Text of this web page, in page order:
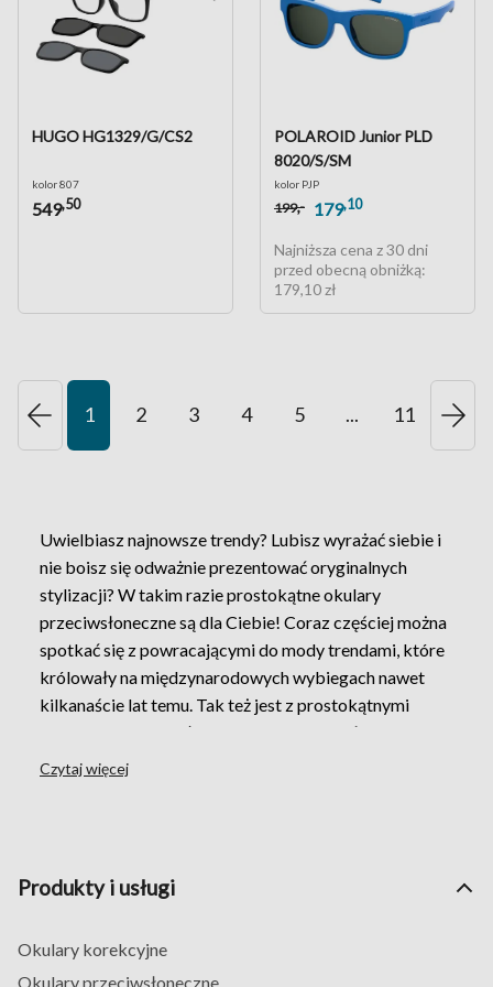
HUGO HG1329/G/CS2
kolor 807
549,50
POLAROID Junior PLD
8020/S/SM
kolor PJP
199,- 179,10
Najniższa cena z 30 dni
przed obecną obniżką:
179,10 zł
1 2 3 4 5 ... 11
Uwielbiasz najnowsze trendy? Lubisz wyrażać siebie i
nie boisz się odważnie prezentować oryginalnych
stylizacji? W takim razie prostokątne okulary
przeciwsłoneczne są dla Ciebie! Coraz częściej można
spotkać się z powracającymi do mody trendami, które
królowały na międzynarodowych wybiegach nawet
kilkanaście lat temu. Tak też jest z prostokątnymi
okularami przeciwsłonecznymi. Mogą być szykownym
dodatkiem do eleganckiej stylizacji lub ciekawym
pamiętaj o ochronie swoich oczu przed
nie zabraknie klasycznych, ciemnych kolorów, jak i
odważnych, jaskrawych odcieni z błyszczącymi
Czytaj więcej
Produkty i usługi
Okulary korekcyjne
Okulary przeciwsłoneczne